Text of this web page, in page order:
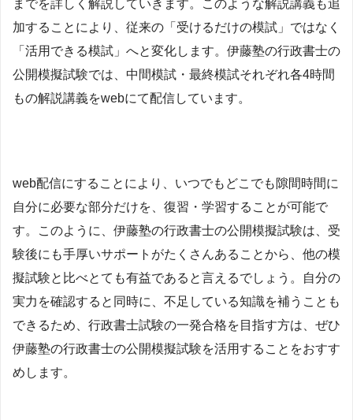
までを詳しく解説していきます。このような解説講義も追
加することにより、従来の「受けるだけの模試」ではなく
「活用できる模試」へと変化します。伊藤塾の行政書士の
公開模擬試験では、中間模試・最終模試それぞれ各4時間
もの解説講義をwebにて配信しています。
web配信にすることにより、いつでもどこでも隙間時間に
自分に必要な部分だけを、復習・学習することが可能で
す。このように、伊藤塾の行政書士の公開模擬試験は、受
験後にも手厚いサポートがたくさんあることから、他の模
擬試験と比べとても有益であると言えるでしょう。自分の
実力を確認すると同時に、不足している知識を補うことも
できるため、行政書士試験の一発合格を目指す方は、ぜひ
伊藤塾の行政書士の公開模擬試験を活用することをおすす
めします。